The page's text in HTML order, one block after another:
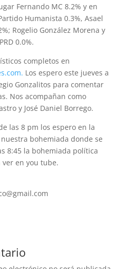
Fernando MC 8.2% y en
Humanista 0.3%, Asael
Rogelio González Morena y
0.0%.
completos en
Los espero este jueves a
Gonzalitos para comentar
Nos acompañan como
y José Daniel Borrego.
las 8 pm los espero en la
nuestra bohemiada donde se
8:45 la bohemiada política
en you tube.